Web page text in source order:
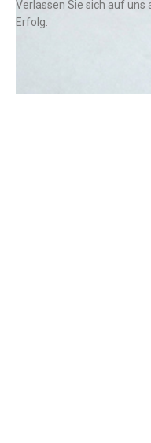
Verlassen Sie sich auf
Erfolg.